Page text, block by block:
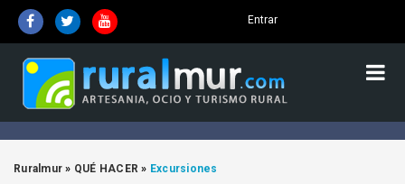
Entrar
Ruralmur » QUÉ HACER » Excursiones